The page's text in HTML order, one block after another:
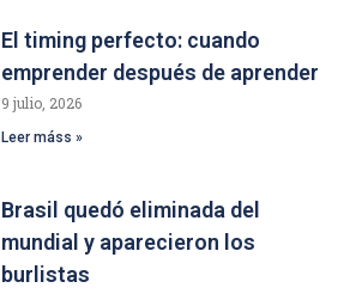
El timing perfecto: cuando
emprender después de aprender
9 julio, 2026
Leer máss »
Brasil quedó eliminada del
mundial y aparecieron los
burlistas